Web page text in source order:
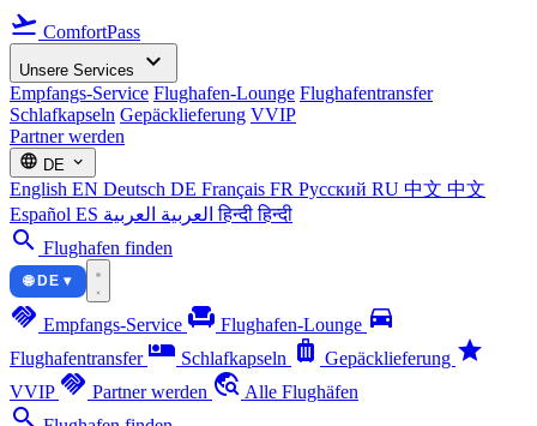
flight_takeoff ComfortPass
Unsere Services expand_more
Empfangs-Service Flughafen-Lounge Flughafentransfer
Schlafkapseln Gepäcklieferung VVIP
Partner werden
language DE expand_more
English EN Deutsch DE Français FR Русский RU 中文 中文
Español ES العربية العربية हिन्दीहिन्दी
search Flughafen finden
🌐 DE ▾
handshake Empfangs-Service chair Flughafen-Lounge directions_car
Flughafentransfer airline_seat_individual_suite Schlafkapseln luggage Gepäcklieferung star
VVIP handshake Partner werden travel_explore Alle Flughäfen
search